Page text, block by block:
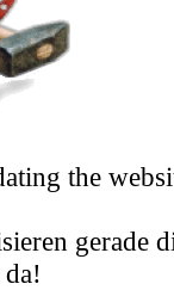
the
gerade